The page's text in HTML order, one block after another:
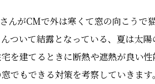
がCMで外は寒くて窓の向こうで
ついて結露となっている、夏は太
を建てるときに断熱や遮熱が良い
でもできる対策を考察していきます。